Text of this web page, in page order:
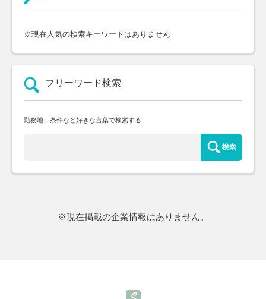
※現在人気の検索キーワードはありません
フリーワード検索
勤務地、条件など好きな言葉で検索する
※現在掲載の企業情報はありません。